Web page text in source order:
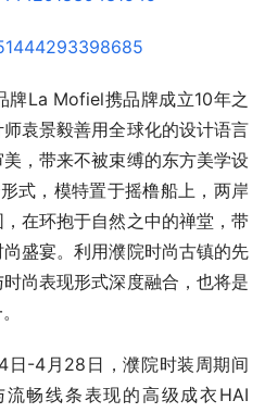
牌La Mofiel携品牌成立10年之
袁景毅善用全球化的设计语言
，带来不被束缚的东方美学设
式，模特置于摇橹船上，两岸
在环抱于自然之中的禅堂，带
盛宴。利用濮院时尚古镇的先
尚表现形式深度融合，也将是
日-4月28日，濮院时装周期间
畅线条表现的高级成衣HAI